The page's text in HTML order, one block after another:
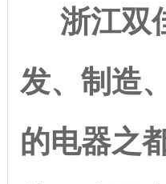
浙江双
发、制造
的电器之